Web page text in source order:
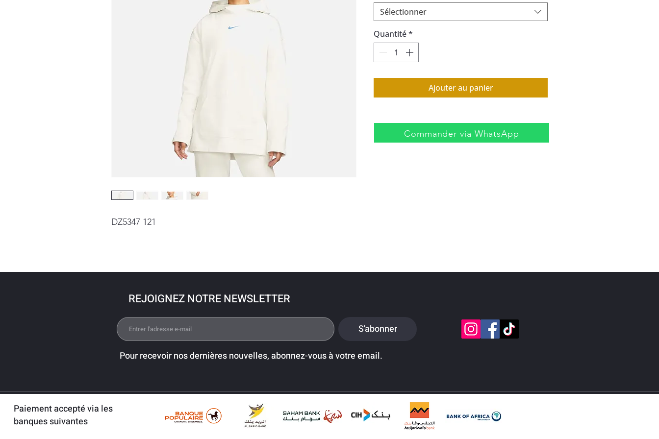
DZ5347 121
Sélectionner
Quantité*
Ajouter au panier
Commander via WhatsApp
REJOIGNEZ NOTRE NEWSLETTER
S'abonner
Pour recevoir nos dernières nouvelles, abonnez-vous à votre email.
Paiement accepté via les
banques suivantes